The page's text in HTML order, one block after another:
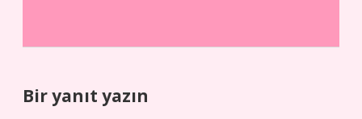
Bir yanıt yazın